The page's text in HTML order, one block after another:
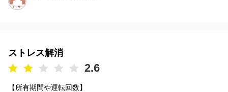
ストレス解消
2.6
【所有期間や運転回数】